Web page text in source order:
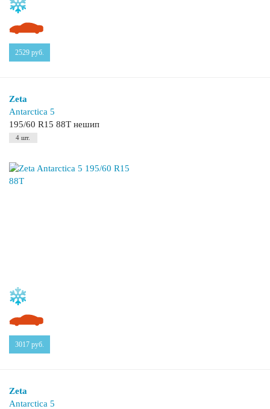
2529 руб.
Zeta
Antarctica 5
195/60 R15 88T нешип
4 шт.
3017 руб.
Zeta
Antarctica 5